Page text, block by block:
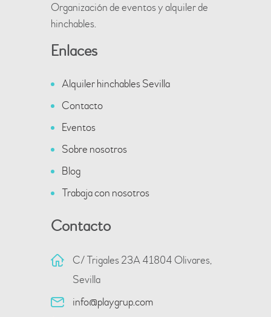
Organización de eventos y alquiler de
hinchables.
Enlaces
Alquiler hinchables Sevilla
Contacto
Eventos
Sobre nosotros
Blog
Trabaja con nosotros
Contacto
C/ Trigales 23A 41804 Olivares,
Sevilla
info@playgrup.com